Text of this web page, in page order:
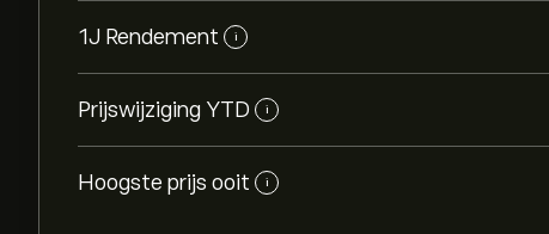
1J Rendement i
Prijswijziging YTD i
Hoogste prijs ooit i